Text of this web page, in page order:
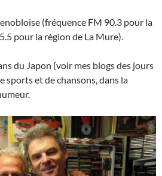
(fréquence FM 90.3 pour la
pour la région de La Mure).
du Japon (voir mes blogs des jours
sports et de chansons, dans la